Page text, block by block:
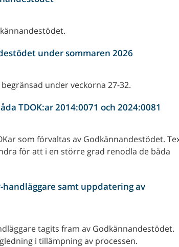
under sommaren 2026
under veckorna 27-32.
TDOK:ar 2014:0071 och 2024:0081
som förvaltas av Godkännandestödet.
för att i en större grad renodla de båda
samt uppdatering av
tagits fram av Godkännandestödet.
i tillämpning av processen.